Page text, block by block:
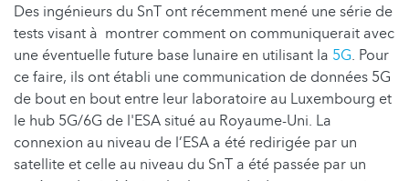
Des ingénieurs du SnT ont récemment mené une série de
tests visant à montrer comment on communiquerait avec
une éventuelle future base lunaire en utilisant la 5G. Pour
ce faire, ils ont établi une communication de données 5G
de bout en bout entre leur laboratoire au Luxembourg et
le hub 5G/6G de l'ESA situé au Royaume-Uni. La
connexion au niveau de l’ESA a été redirigée par un
satellite et celle au niveau du SnT a été passée par un